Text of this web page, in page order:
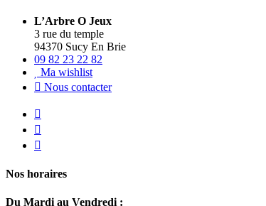
L’Arbre O Jeux
3 rue du temple
94370 Sucy En Brie
09 82 23 22 82
Ma wishlist
Nous contacter
Nos horaires
Du Mardi au Vendredi :